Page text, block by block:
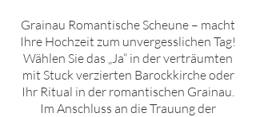
Grainau Romantische Scheune – macht
Ihre Hochzeit zum unvergesslichen Tag!
Wählen Sie das „Ja“ in der verträumten
mit Stuck verzierten Barockkirche oder
Ihr Ritual in der romantischen Grainau.
Im Anschluss an die Trauung der